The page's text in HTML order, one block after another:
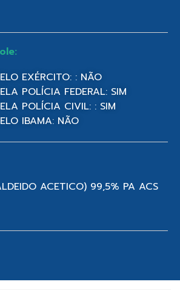
EXÉRCITO: : NÃO
POLÍCIA FEDERAL: SIM
POLÍCIA CIVIL: : SIM
IBAMA: NÃO
ACETICO) 99,5% PA ACS